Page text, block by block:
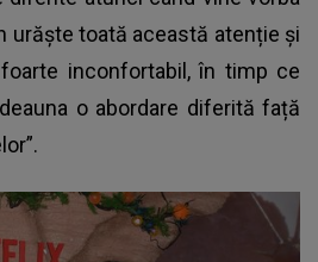
urăște toată această atenție și
inconfortabil, în timp ce
o abordare diferită față